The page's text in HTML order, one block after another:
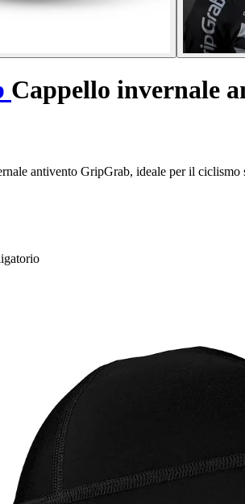
Cappello invernale
antivento GripGrab, ideale per il ciclismo